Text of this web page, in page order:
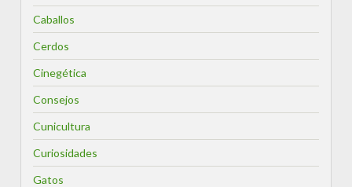
Caballos
Cerdos
Cinegética
Consejos
Cunicultura
Curiosidades
Gatos